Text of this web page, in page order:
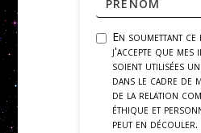
En soumettant
j'accepte que
soient utilisées
dans le cadre de
de la relation
éthique et
peut en découler.